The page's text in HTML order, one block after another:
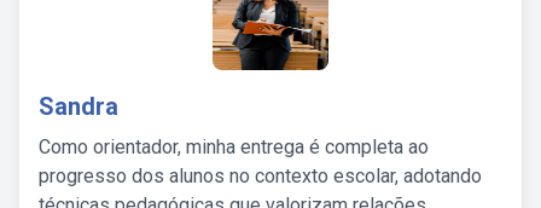
Sandra
Como orientador, minha entrega é completa ao
progresso dos alunos no contexto escolar, adotando